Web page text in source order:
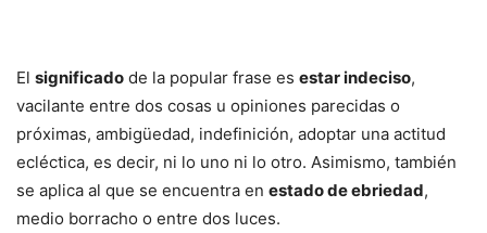
El significado de la popular frase es estar indeciso,
vacilante entre dos cosas u opiniones parecidas o
próximas, ambigüedad, indefinición, adoptar una actitud
ecléctica, es decir, ni lo uno ni lo otro. Asimismo, también
se aplica al que se encuentra en estado de ebriedad,
medio borracho o entre dos luces.